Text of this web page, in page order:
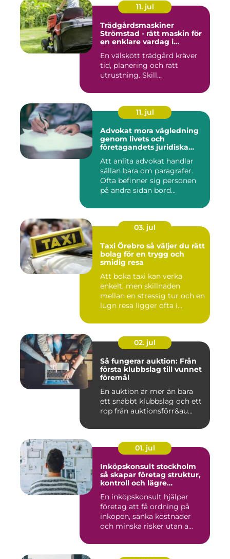
11. jul
Trädgårdsmaskiner
Strömstad - rätt maskin för
en enklare vardag i
En välskött trädgård kräver
tid, planering och rätt
utrustning. Skill...
11. jul
Advokat mora vägledning
genom livets och
företagandets juridiska
Att anlita advokat handlar
sällan bara om paragrafer.
Ofta befinner sig personen
på andra sidan bord...
03. jul
Taxi Örebro så väljer du rätt
bolag för en trygg och
smidig resa
Att boka taxi kan verka
enkelt, men skillnaden
mellan en stressig tur och en
lugn resa ligger ofta i...
02. jul
Så fungerar auktion: Från
första klubbslag till vunnet
föremål
En auktion är mer än bara
ett snabbt klubbslag och ett
rop från auktionsförr&au...
01. jul
Inköpskonsult stockholm
så skapar företag struktur,
kontroll och lägre
En inköpskonsult hjälper
företag att få ordning på
inköpen, sänka kostnader
och minska risker utan a...